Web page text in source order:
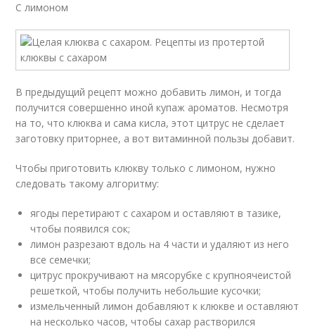
С лимоном
В предыдущий рецепт можно добавить лимон, и тогда
получится совершенно иной купаж ароматов. Несмотря
на то, что клюква и сама кисла, этот цитрус не сделает
заготовку приторнее, а вот витаминной пользы добавит.
Чтобы приготовить клюкву только с лимоном, нужно
следовать такому алгоритму:
ягоды перетирают с сахаром и оставляют в тазике,
чтобы появился сок;
лимон разрезают вдоль на 4 части и удаляют из него
все семечки;
цитрус прокручивают на мясорубке с крупноячеистой
решеткой, чтобы получить небольшие кусочки;
измельченный лимон добавляют к клюкве и оставляют
на несколько часов, чтобы сахар растворился